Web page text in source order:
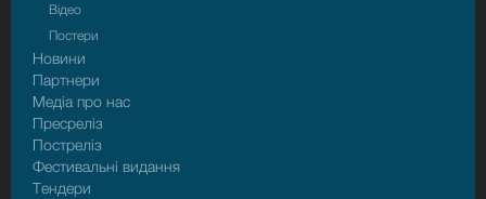
Відео
Постери
Новини
Партнери
Медіа про нас
Пресрелiз
Пострелiз
Фестивальні видання
Тендери